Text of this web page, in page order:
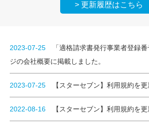
> 更新履歴はこちら
2023-07-25 「適格請求書発行事業者登録番
ジの会社概要に掲載しました。
2023-07-25 【スターセブン】利用規約を更
2022-08-16 【スターセブン】利用規約を更